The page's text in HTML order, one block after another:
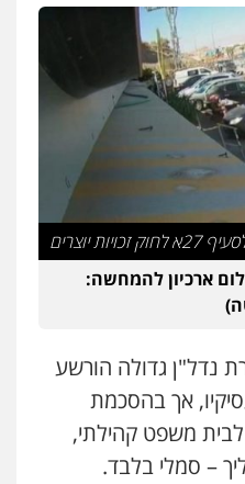
דין פלילי
צווארון לבן פשיעה
עו"ד
עבירות בטחוניות מעצרים
יוצרים
ארכיון להמחשה:
נדל"ן גדולה הורשע
אך בהסכמת
משפט קהילתי,
– סמלי בלבד.